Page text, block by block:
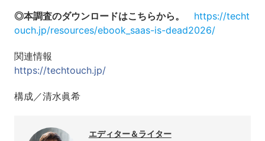
◎本調査のダウンロードはこちらから。
https://techt
ouch.jp/resources/ebook_saas-is-dead2026/
関連情報
https://techtouch.jp/
構成／清水眞希
エディター＆ライター